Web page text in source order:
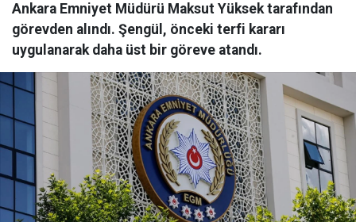
Ankara Emniyet Müdürü Maksut Yüksek tarafından
görevden alındı. Şengül, önceki terfi kararı
uygulanarak daha üst bir göreve atandı.